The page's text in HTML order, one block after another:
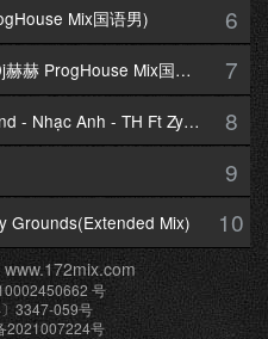
Mix国语男) 6
【城隍Dj瘦彬Edit】张碧晨 - 笼(Dj赫赫 ProgHouse Mix国语女) 7
【DjRAY提供】Andree Right Hand - Nhạc Anh - TH Ft Zym Mix 8
9
Grounds(Extended Mix) 10
号
3347-059号
2021007224号